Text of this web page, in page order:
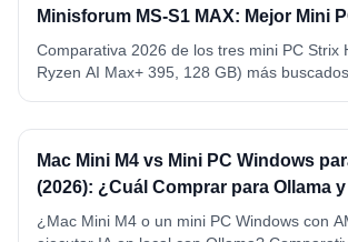
Minisforum MS-S1 MAX: Mejor Mini
para IA Local (2026)
Comparativa 2026 de los tres mini PC Strix
Ryzen AI Max+ 395, 128 GB) más
Mac Mini M4 vs Mini PC Windows
(2026): ¿Cuál Comprar para Ollama
¿Mac Mini M4 o un mini PC Windows con